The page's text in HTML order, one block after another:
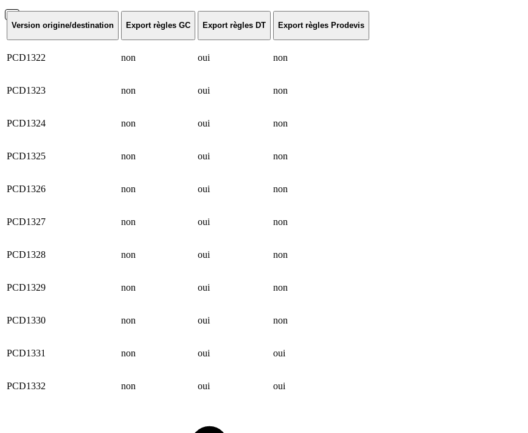
Version origine/destination Export règles GC Export règles DT Export règles Prodevis
PCD1322 non oui non
PCD1323 non oui non
PCD1324 non oui non
PCD1325 non oui non
PCD1326 non oui non
PCD1327 non oui non
PCD1328 non oui non
PCD1329 non oui non
PCD1330 non oui non
PCD1331 non oui oui
PCD1332 non oui oui